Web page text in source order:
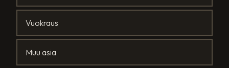
Vuokraus
Muu asia